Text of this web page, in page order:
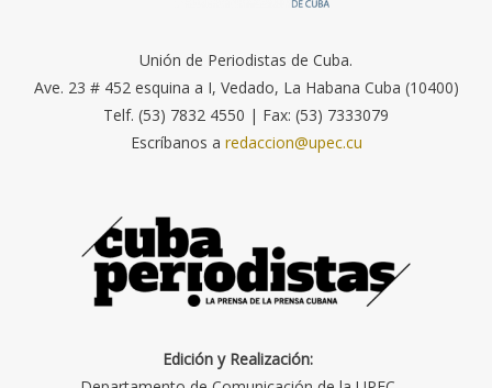
Unión de Periodistas de Cuba.
Ave. 23 # 452 esquina a I, Vedado, La Habana Cuba (10400)
Telf. (53) 7832 4550 | Fax: (53) 7333079
Escríbanos a redaccion@upec.cu
Edición y Realización: